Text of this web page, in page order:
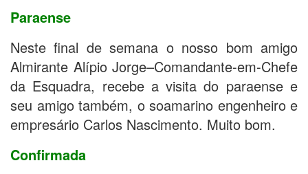
Paraense
Neste final de semana o nosso bom amigo
Almirante Alípio Jorge–Comandante-em-Chefe
da Esquadra, recebe a visita do paraense e
seu amigo também, o soamarino engenheiro e
empresário Carlos Nascimento. Muito bom.
Confirmada